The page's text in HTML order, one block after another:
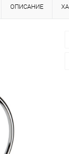
ОПИСАНИЕ